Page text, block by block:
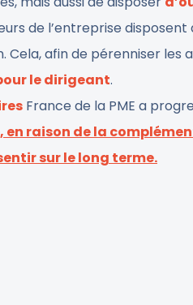
de l’entreprise disposent
afin de pérenniser les
le dirigeant.
France de la PME a
raison de la
sur le long terme.